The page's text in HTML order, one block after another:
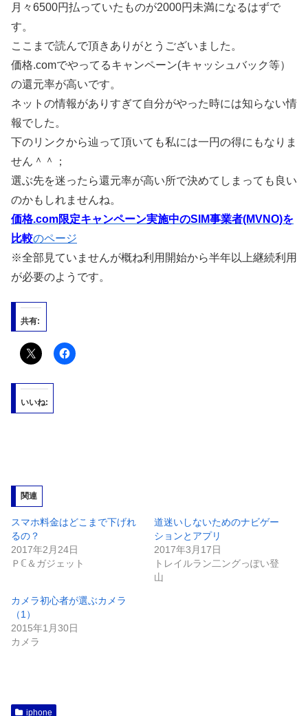
月々6500円払っていたものが2000円未満になるはずで
す。
ここまで読んで頂きありがとうございました。
価格.comでやってるキャンペーン(キャッシュバック等）
の還元率が高いです。
ネットの情報がありすぎて自分がやった時には知らない情
報でした。
下のリンクから辿って頂いても私には一円の得にもなりま
せん＾＾；
選ぶ先を迷ったら還元率が高い所で決めてしまっても良い
のかもしれませんね。
価格.com限定キャンペーン実施中のSIM事業者(MVNO)を
比較のページ
※全部見ていませんが概ね利用開始から半年以上継続利用
が必要のようです。
共有:
いいね:
関連
スマホ料金はどこまで下げれ
るの？
2017年2月24日
Ｐℂ＆ガジェット
道迷いしないためのナビゲー
ションとアプリ
2017年3月17日
トレイルラン二ングっぽい登
山
カメラ初心者が選ぶカメラ
（1）
2015年1月30日
カメラ
iphone